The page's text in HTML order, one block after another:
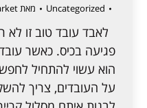
Uncategorized מאת
לאבד עובד טוב זו
פגיעה בכיס. כאשר
הוא עשוי להתחיל
על העובדים, צריך